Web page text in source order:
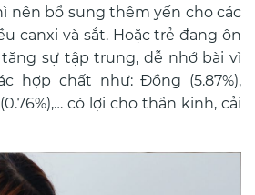
nên bổ sung thêm yến cho các
canxi và sắt. Hoặc trẻ đang ôn
sự tập trung, dễ nhớ bài vì
hợp chất như: Đồng (5.87%),
… có lợi cho thần kinh, cải